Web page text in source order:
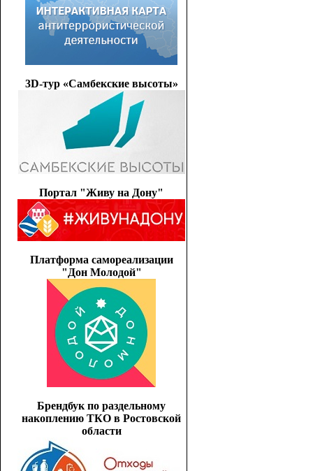
3D-тур «Самбекские высоты»
Портал "Живу на Дону"
Платформа самореализации
"Дон Молодой"
Брендбук по раздельному
накоплению ТКО в Ростовской
области